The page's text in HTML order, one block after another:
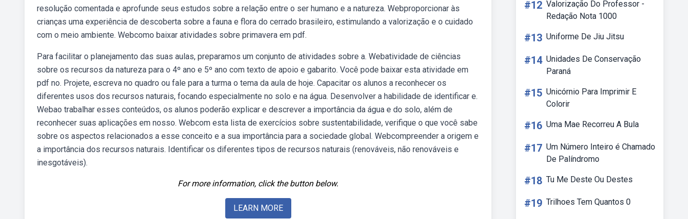
resolução comentada e aprofunde seus estudos sobre a relação entre o ser humano e a natureza. Webproporcionar às
crianças uma experiência de descoberta sobre a fauna e flora do cerrado brasileiro, estimulando a valorização e o cuidado
com o meio ambiente. Webcomo baixar atividades sobre primavera em pdf.
Para facilitar o planejamento das suas aulas, preparamos um conjunto de atividades sobre a. Webatividade de ciências
sobre os recursos da natureza para o 4º ano e 5º ano com texto de apoio e gabarito. Você pode baixar esta atividade em
pdf no. Projete, escreva no quadro ou fale para a turma o tema da aula de hoje. Capacitar os alunos a reconhecer os
diferentes usos dos recursos naturais, focando especialmente no solo e na água. Desenvolver a habilidade de identificar e.
Webao trabalhar esses conteúdos, os alunos poderão explicar e descrever a importância da água e do solo, além de
reconhecer suas aplicações em nosso. Webcom esta lista de exercícios sobre sustentabilidade, verifique o que você sabe
sobre os aspectos relacionados a esse conceito e a sua importância para a sociedade global. Webcompreender a origem e
a importância dos recursos naturais. Identificar os diferentes tipos de recursos naturais (renováveis, não renováveis e
inesgotáveis).
For more information, click the button below.
LEARN MORE
#12 Valorização Do Professor -
Redação Nota 1000
#13 Uniforme De Jiu Jitsu
#14 Unidades De Conservação
Paraná
#15 Unicórnio Para Imprimir E
Colorir
#16 Uma Mae Recorreu A Bula
#17 Um Número Inteiro é Chamado
De Palíndromo
#18 Tu Me Deste Ou Destes
#19 Trilhoes Tem Quantos 0